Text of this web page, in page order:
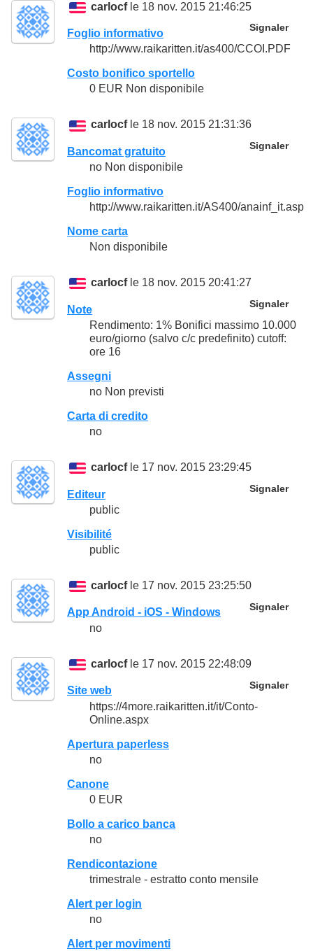
carlocfle 18 nov. 2015 21:46:25
Signaler
Foglio informativo
http://www.raikaritten.it/as400/CCOI.PDF
Costo bonifico sportello
0 EUR Non disponibile
carlocfle 18 nov. 2015 21:31:36
Signaler
Bancomat gratuito
no Non disponibile
Foglio informativo
http://www.raikaritten.it/AS400/anainf_it.asp
Nome carta
Non disponibile
carlocfle 18 nov. 2015 20:41:27
Signaler
Note
Rendimento: 1% Bonifici massimo 10.000
euro/giorno (salvo c/c predefinito) cutoff:
ore 16
Assegni
no Non previsti
Carta di credito
no
carlocfle 17 nov. 2015 23:29:45
Signaler
Editeur
public
Visibilité
public
carlocfle 17 nov. 2015 23:25:50
Signaler
App Android - iOS - Windows
no
carlocfle 17 nov. 2015 22:48:09
Signaler
Site web
https://4more.raikaritten.it/it/Conto-
Online.aspx
Apertura paperless
no
Canone
0 EUR
Bollo a carico banca
no
Rendicontazione
trimestrale - estratto conto mensile
Alert per login
no
Alert per movimenti